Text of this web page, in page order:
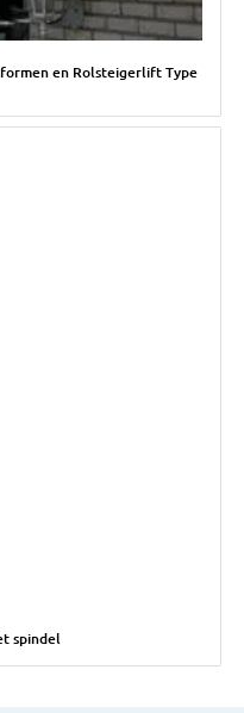
en Rolsteigerlift Type
spindel